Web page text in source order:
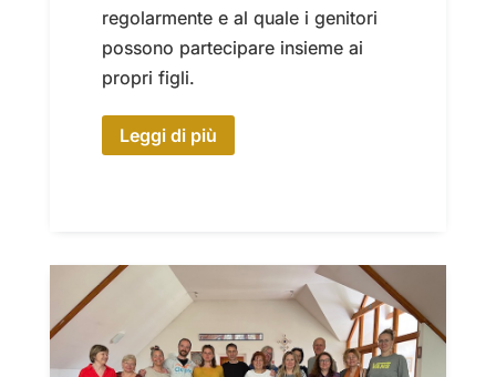
regolarmente e al quale i genitori
possono partecipare insieme ai
propri figli.
Leggi di più